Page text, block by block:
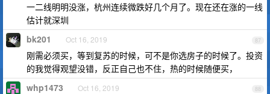
一二线明明没涨，杭州连续微跌好几个月了。现在还在涨的一线
估计就深圳
87
bk201 Oct 16, 2019
刚需必须买，等到复苏的时候，可不是你选房子的时候了。投资
的我觉得观望没错，反正自己也不住，热的时候随便买，
88
whp1473 Oct 16, 2019